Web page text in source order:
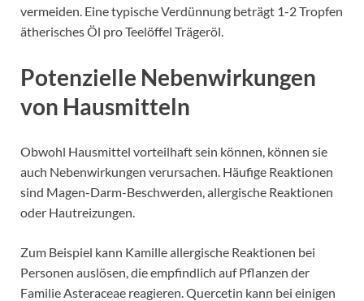
vermeiden. Eine typische Verdünnung beträgt 1-2 Tropfen
ätherisches Öl pro Teelöffel Trägeröl.
Potenzielle Nebenwirkungen
von Hausmitteln
Obwohl Hausmittel vorteilhaft sein können, können sie
auch Nebenwirkungen verursachen. Häufige Reaktionen
sind Magen-Darm-Beschwerden, allergische Reaktionen
oder Hautreizungen.
Zum Beispiel kann Kamille allergische Reaktionen bei
Personen auslösen, die empfindlich auf Pflanzen der
Familie Asteraceae reagieren. Quercetin kann bei einigen